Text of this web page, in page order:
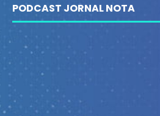
PODCAST JORNAL NOTA